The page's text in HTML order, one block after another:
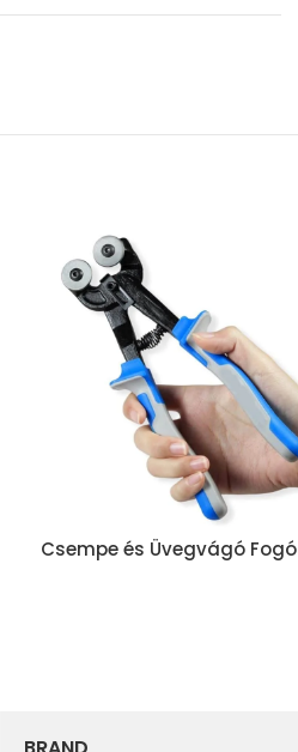
Csempe és Üvegvágó Fogó